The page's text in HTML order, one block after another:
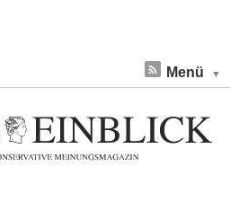
Menü